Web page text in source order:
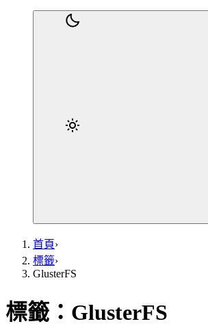
首頁›
標籤›
GlusterFS
標籤： GlusterFS